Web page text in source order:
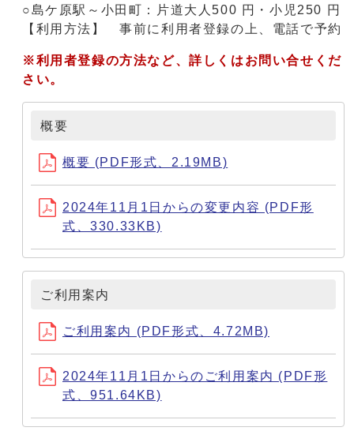
○島ケ原駅～小田町：片道大人500 円・小児250 円
【利用方法】 事前に利用者登録の上、電話で予約
※利用者登録の方法など、詳しくはお問い合せくだ
さい。
概要
概要 (PDF形式、2.19MB)
2024年11月1日からの変更内容 (PDF形
式、330.33KB)
ご利用案内
ご利用案内 (PDF形式、4.72MB)
2024年11月1日からのご利用案内 (PDF形
式、951.64KB)